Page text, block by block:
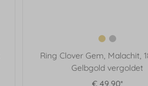
Ring Clover Gem, Malachit,
Gelbgold vergoldet
€ 49,90*